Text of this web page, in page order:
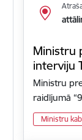
Ministru
interviju
Ministru
raidījumā
Ministru